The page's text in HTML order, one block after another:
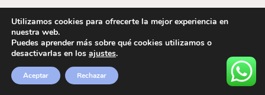
Utilizamos cookies para ofrecerte la mejor experiencia en
nuestra web.
Puedes aprender más sobre qué cookies utilizamos o
desactivarlas en los ajustes.
Aceptar Rechazar